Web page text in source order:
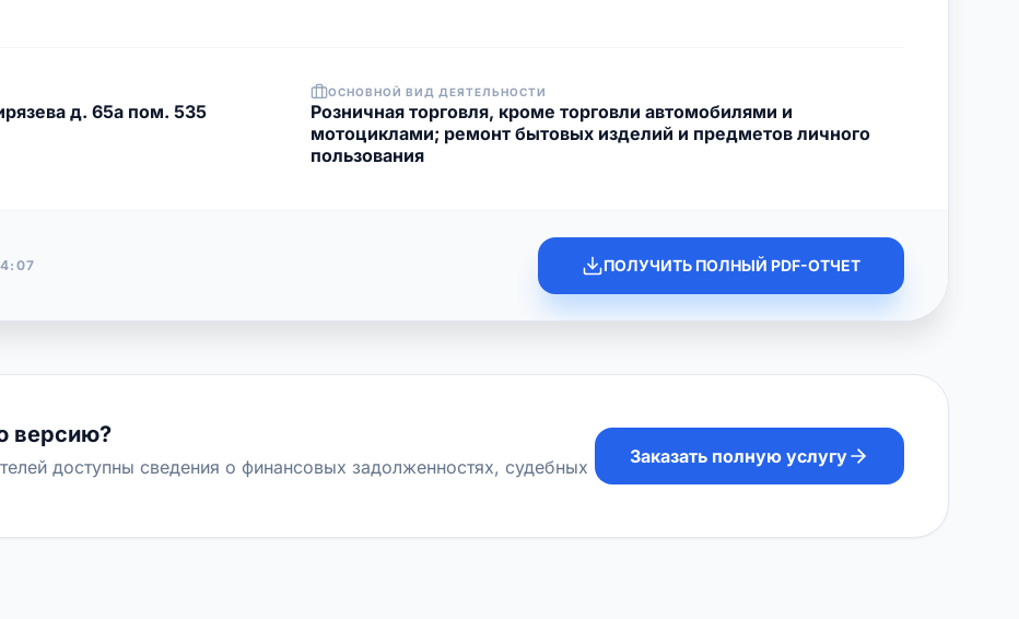
д. 65а пом. 535
ОСНОВНОЙ ВИД ДЕЯТЕЛЬНОСТИ
Розничная торговля, кроме торговли автомобилями и
мотоциклами; ремонт бытовых изделий и предметов личного
пользования
ПОЛУЧИТЬ ПОЛНЫЙ PDF-ОТЧЕТ
версию?
доступны сведения о финансовых задолженностях, судебных
Заказать полную услугу